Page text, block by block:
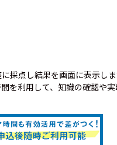
採点し結果を画面に表示し
を利用して、知識の確認や